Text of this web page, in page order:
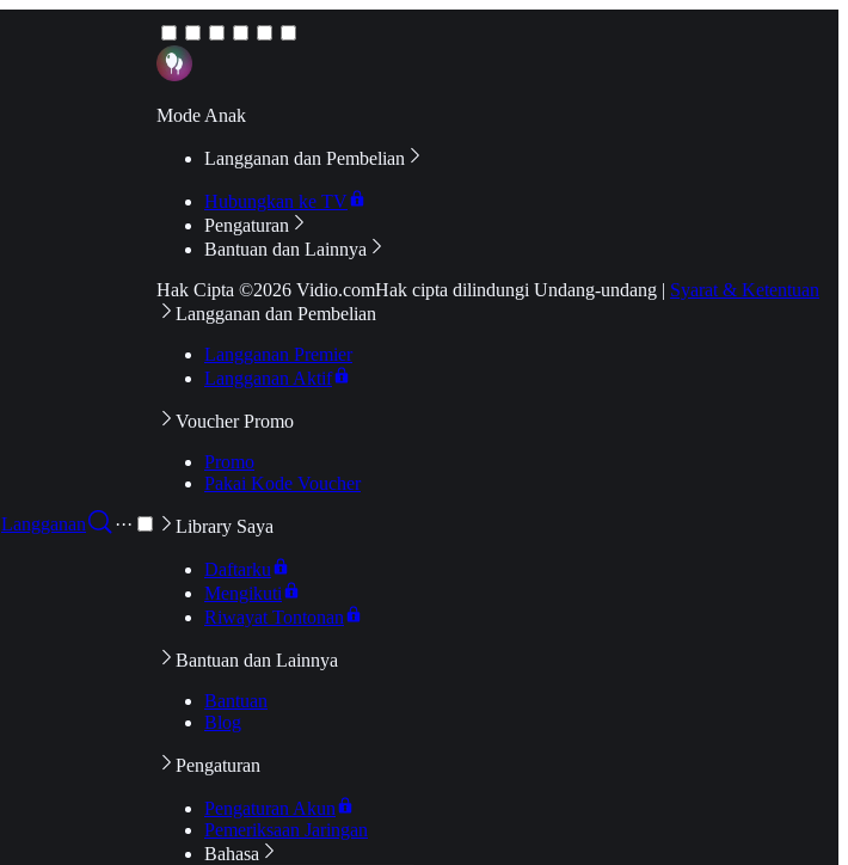
Langganan
···
Mode Anak
Langganan dan Pembelian
Hubungkan ke TV
Pengaturan
Bantuan dan Lainnya
Hak Cipta ©2026 Vidio.comHak cipta dilindungi Undang-undang | Syarat & Ketentuan
Langganan dan Pembelian
Langganan Premier
Langganan Aktif
Voucher Promo
Promo
Pakai Kode Voucher
Library Saya
Daftarku
Mengikuti
Riwayat Tontonan
Bantuan dan Lainnya
Bantuan
Blog
Pengaturan
Pengaturan Akun
Pemeriksaan Jaringan
Bahasa